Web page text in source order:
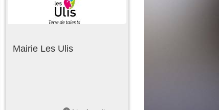
Mairie Les Ulis